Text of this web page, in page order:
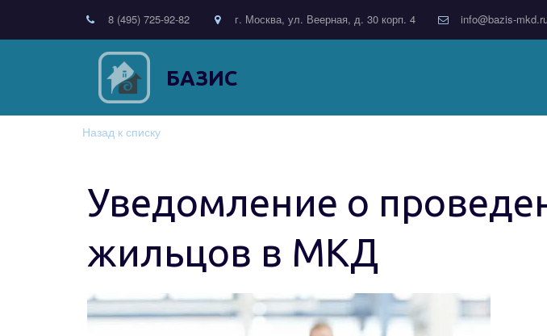
8 (495) 725-92-82 г. Москва, ул. Веерная, д. 30 корп. 4 info@bazis-
БАЗИС
Назад к списку
Уведомление о
жильцов в МКД